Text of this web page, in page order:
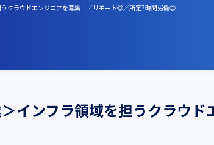
うクラウドエンジニアを募集！／リモート◎／所定7時間労働◎
インフラ領域を担うクラウド